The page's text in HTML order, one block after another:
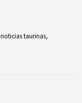
noticias taurinas